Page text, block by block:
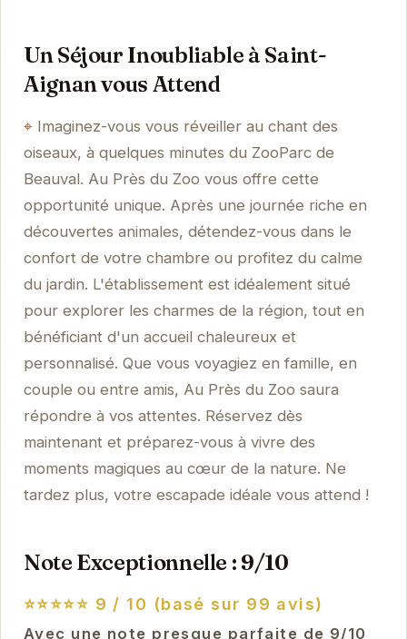
Un Séjour Inoubliable à Saint-
Aignan vous Attend
Imaginez-vous vous réveiller au chant des
oiseaux, à quelques minutes du ZooParc de
Beauval. Au Près du Zoo vous offre cette
opportunité unique. Après une journée riche en
découvertes animales, détendez-vous dans le
confort de votre chambre ou profitez du calme
du jardin. L'établissement est idéalement situé
pour explorer les charmes de la région, tout en
bénéficiant d'un accueil chaleureux et
personnalisé. Que vous voyagiez en famille, en
couple ou entre amis, Au Près du Zoo saura
répondre à vos attentes. Réservez dès
maintenant et préparez-vous à vivre des
moments magiques au cœur de la nature. Ne
tardez plus, votre escapade idéale vous attend !
Note Exceptionnelle : 9/10
⭐⭐⭐⭐⭐ 9 / 10 (basé sur 99 avis)
Avec une note presque parfaite de 9/10